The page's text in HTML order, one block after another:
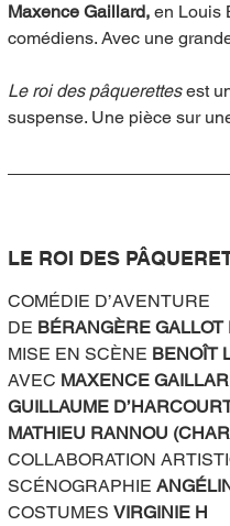
Maxence Gaillard, en Louis
comédiens. Avec une
Le roi des pâquerettes est
suspense. Une pièce sur
LE ROI DES
COMÉDIE D’AVENTURE
DE BÉRANGÈRE
MISE EN SCÈNE BENOÎT
AVEC MAXENCE
GUILLAUME
MATHIEU RANNOU
COLLABORATION
SCÉNOGRAPHIE
COSTUMES VIRGINIE H